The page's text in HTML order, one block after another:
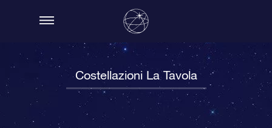
Costellazioni La Tavola